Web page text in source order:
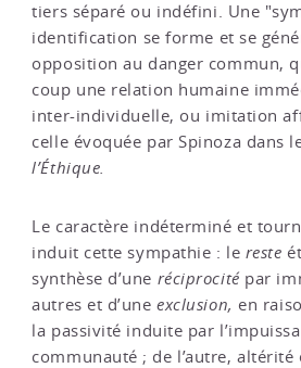
tiers séparé ou indéfini. Une
identification se forme et se
opposition au danger commun,
coup une relation humaine
inter-individuelle, ou imitation
celle évoquée par Spinoza dans
l’Éthique.
Le caractère indéterminé et
induit cette sympathie : le reste
synthèse d’une réciprocité par
autres et d’uneexclusion, en
la passivité induite par
communauté ; de l’autre,